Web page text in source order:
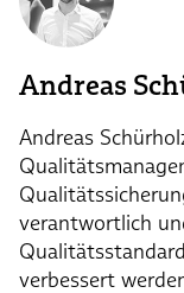
Andreas
Andreas
verantwortlich
verbessert